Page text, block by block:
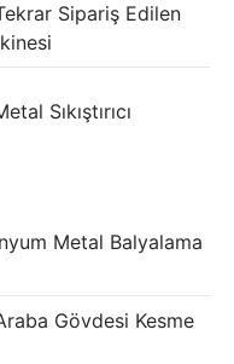
Sipariş Edilen
Sıkıştırıcı
Metal Balyalama
Gövdesi Kesme